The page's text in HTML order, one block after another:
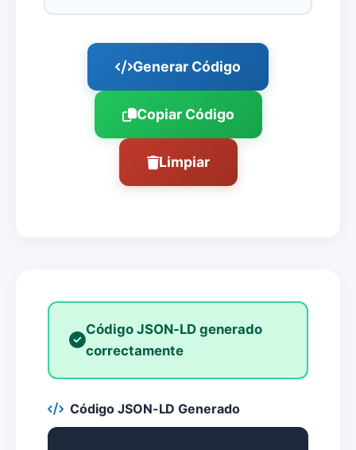
Generar Código
Copiar Código
Limpiar
Código JSON-LD generado
correctamente
Código JSON-LD Generado